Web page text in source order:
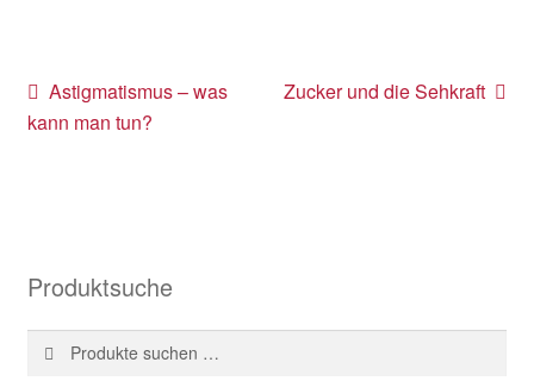
Beitragsnavigation
Vorheriger
Beitrag:
Astigmatismus – was
kann man tun?
Nächster
Zucker und die Sehkraft
Produktsuche
Suche
nach:
Suchen